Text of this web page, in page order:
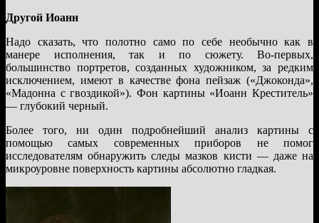
Другой Иоанн
Надо сказать, что полотно само по себе необычно как в
манере исполнения, так и по сюжету. Во-первых,
большинство портретов, созданных художником, за редким
исключением, имеют в качестве фона пейзаж («Джоконда»,
«Мадонна с гвоздикой»). Фон картины «Иоанн Креститель»
— глубокий черный.
Более того, ни один подробнейший анализ картины с
помощью самых современных приборов не помог
исследователям обнаружить следы мазков кисти — даже на
микроуровне поверхность картины абсолютно гладкая.